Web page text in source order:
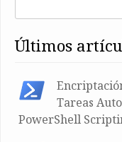
últimos
Tareas
PowerShell